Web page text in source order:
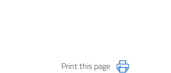
Print this page